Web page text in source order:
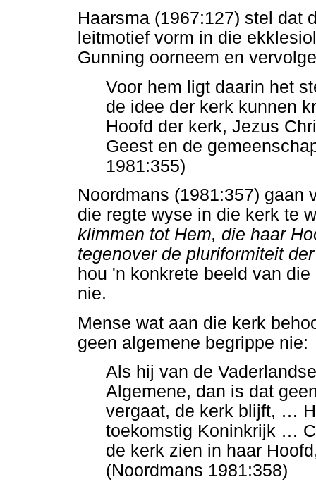
Haarsma (1967:127) stel dat
leitmotief vorm in die
Gunning oorneem en
Voor hem ligt daarin het
de idee der kerk kunnen
Hoofd der kerk, Jezus
Geest en de
1981:355)
Noordmans (1981:357) gaan
die regte wyse in die kerk te
klimmen tot Hem, die haar
tegenover de pluriformiteit
hou 'n konkrete beeld van
nie.
Mense wat aan die kerk
geen algemene begrippe nie:
Als hij van de
Algemene, dan is dat
vergaat, de kerk blijft, …
toekomstig Koninkrijk …
de kerk zien in haar
(Noordmans 1981:358)